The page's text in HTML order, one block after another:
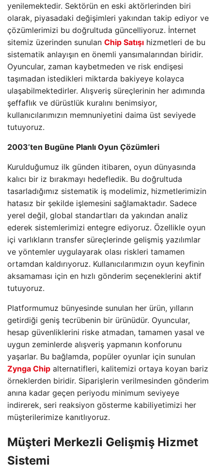
yenilemektedir. Sektörün en eski aktörlerinden biri
olarak, piyasadaki değişimleri yakından takip ediyor ve
çözümlerimizi bu doğrultuda güncelliyoruz. İnternet
sitemiz üzerinden sunulan Chip Satışı hizmetleri de bu
sistematik anlayışın en önemli yansımalarından biridir.
Oyuncular, zaman kaybetmeden ve risk endişesi
taşımadan istedikleri miktarda bakiyeye kolayca
ulaşabilmektedirler. Alışveriş süreçlerinin her adımında
şeffaflık ve dürüstlük kuralını benimsiyor,
kullanıcılarımızın memnuniyetini daima üst seviyede
tutuyoruz.
2003’ten Bugüne Planlı Oyun Çözümleri
Kurulduğumuz ilk günden itibaren, oyun dünyasında
kalıcı bir iz bırakmayı hedefledik. Bu doğrultuda
tasarladığımız sistematik iş modelimiz, hizmetlerimizin
hatasız bir şekilde işlemesini sağlamaktadır. Sadece
yerel değil, global standartları da yakından analiz
ederek sistemlerimizi entegre ediyoruz. Özellikle oyun
içi varlıkların transfer süreçlerinde gelişmiş yazılımlar
ve yöntemler uygulayarak olası riskleri tamamen
ortamdan kaldırıyoruz. Kullanıcılarımızın oyun keyfinin
aksamaması için en hızlı gönderim seçeneklerini aktif
tutuyoruz.
Platformumuz bünyesinde sunulan her ürün, yılların
getirdiği geniş tecrübenin bir ürünüdür. Oyuncular,
hesap güvenliklerini riske atmadan, tamamen yasal ve
uygun zeminlerde alışveriş yapmanın konforunu
yaşarlar. Bu bağlamda, popüler oyunlar için sunulan
Zynga Chip alternatifleri, kalitemizi ortaya koyan bariz
örneklerden biridir. Siparişlerin verilmesinden gönderim
anına kadar geçen periyodu minimum seviyeye
indirerek, seri reaksiyon gösterme kabiliyetimizi her
müşterilerimize kanıtlıyoruz.
Müşteri Merkezli Gelişmiş Hizmet
Sistemi